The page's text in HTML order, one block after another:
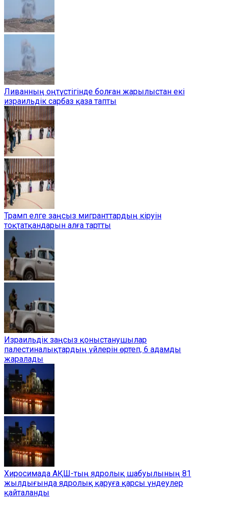
Ливанның оңтүстігінде болған жарылыстан екі
израильдік сарбаз қаза тапты
Трамп елге заңсыз мигранттардың кіруін
тоқтатқандарын алға тартты
Израильдік заңсыз қоныстанушылар
палестиналықтардың үйлерін өртеп, 6 адамды
жаралады
Хиросимада АҚШ-тың ядролық шабуылының 81
жылдығында ядролық қаруға қарсы үндеулер
қайталанды